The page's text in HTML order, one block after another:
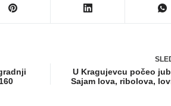
U Kragujevcu počeo
Sajam lova, ribolova,